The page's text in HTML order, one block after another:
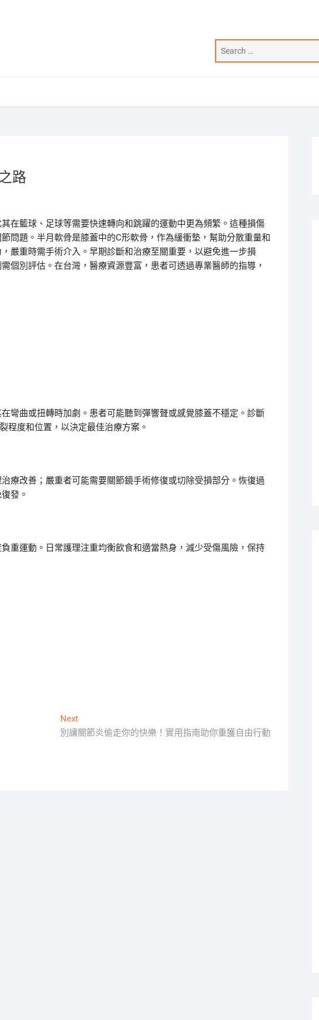
路
在籃球、足球等需要快速轉向和跳躍的運動中更為頻繁。這種損傷
問題。半月軟骨是膝蓋中的C形軟骨，作為緩衝墊，幫助分散重量和
嚴重時需手術介入。早期診斷和治療至關重要，以避免進一步損
個別評估。在台灣，醫療資源豐富，患者可透過專業醫師的指導，
彎曲或扭轉時加劇。患者可能聽到彈響聲或感覺膝蓋不穩定。診斷
程度和位置，以決定最佳治療方案。
療改善；嚴重者可能需要關節鏡手術修復或切除受損部分。恢復過
發。
重運動。日常護理注重均衡飲食和適當熱身，減少受傷風險，保持
NextNext
post:
別讓關節炎偷走你的快樂！實用指南助你重獲自由行動